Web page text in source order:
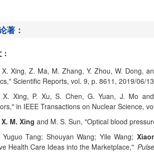
著：
X. Xing, Z. Ma, M. Zhang, Y. Zhou, W. Dong,
Scientific Reports, vol. 9, p. 8611, 2019/06/
X. Xing, P. Xu, S. Chen, G. Yuan, J. Mo
in IEEE Transactions on Nuclear Science,
X. M. Xing and M. S. Sun, "Optical blood
Yuguo Tang; Shouyan Wang; Yile Wang;
Health Care Ideas into the Marketplace,"